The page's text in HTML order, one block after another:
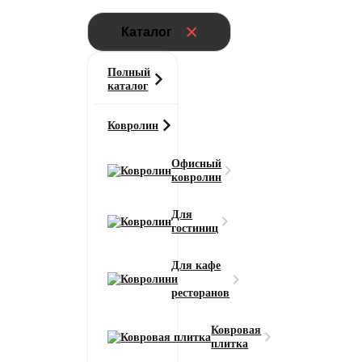
Каталог
Полный
каталог
Ковролин
Офисный
ковролин
Для
гостиниц
Для кафе
и
ресторанов
Ковровая
плитка